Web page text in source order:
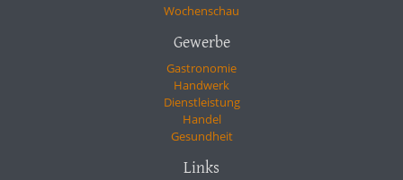
Wochenschau
Gewerbe
Gastronomie
Handwerk
Dienstleistung
Handel
Gesundheit
Links